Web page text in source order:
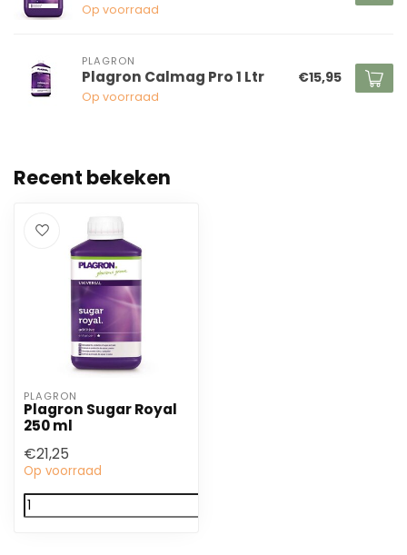
Op voorraad
PLAGRON
Plagron Calmag Pro 1 Ltr
Op voorraad
€15,95
Recent bekeken
PLAGRON
Plagron Sugar Royal
250 ml
€21,25
Op voorraad